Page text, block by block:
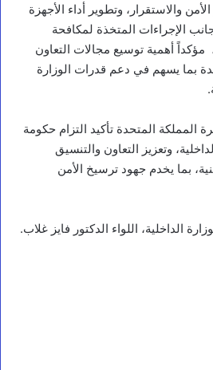
والاستقرار، وتطوير أداء الأجهزة
الإجراءات المتخذة لمكافحة
مؤكداً أهمية توسيع مجالات التعاون
بما يسهم في دعم قدرات الوزارة
المملكة المتحدة تأكيد التزام حكومة
وتعزيز التعاون والتنسيق
بما يخدم جهود ترسيخ الأمن
الداخلية، اللواء الدكتور فايز غلاب.